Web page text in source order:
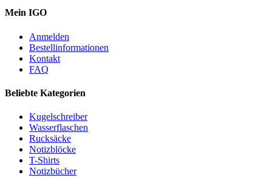
Mein IGO
Anmelden
Bestellinformationen
Kontakt
FAQ
Beliebte Kategorien
Kugelschreiber
Wasserflaschen
Rucksäcke
Notizblöcke
T-Shirts
Notizbücher